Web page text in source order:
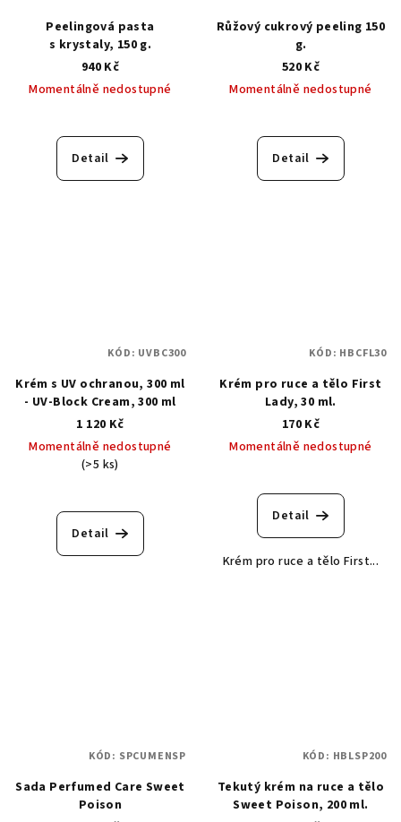
Peelingová pasta
s krystaly, 150 g.
940 Kč
Momentálně nedostupné
Detail
Růžový cukrový peeling 150
g.
520 Kč
Momentálně nedostupné
Detail
Krém s UV ochranou, 300 ml
- UV-Block Cream, 300 ml
1 120 Kč
Momentálně nedostupné
(>5 ks)
Detail
KÓD: UVBC300
Krém pro ruce a tělo First
Lady, 30 ml.
170 Kč
Momentálně nedostupné
Detail
Krém pro ruce a tělo First...
KÓD: HBCFL30
Sada Perfumed Care Sweet
Poison
KÓD: SPCUMENSP
Tekutý krém na ruce a tělo
Sweet Poison, 200 ml.
KÓD: HBLSP200